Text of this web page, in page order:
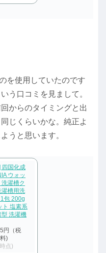
を使用していたのです
う口コミを見まして。
からのタイミングと出
じくらいかな。純正よ
うと思います。
四国化成
ウォッ
濯槽ク
濯槽用洗
包 200g
ト 塩素系
型 洗濯機
円（税
)
点)